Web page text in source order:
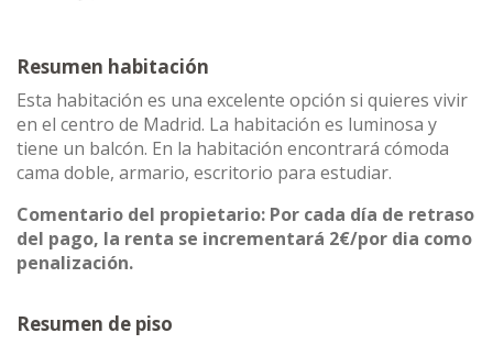
Resumen habitación
Esta habitación es una excelente opción si quieres vivir
en el centro de Madrid. La habitación es luminosa y
tiene un balcón. En la habitación encontrará cómoda
cama doble, armario, escritorio para estudiar.
Comentario del propietario: Por cada día de retraso
del pago, la renta se incrementará 2€/por dia como
penalización.
Resumen de piso